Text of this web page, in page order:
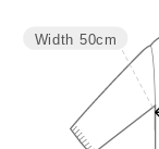
Width 50cm